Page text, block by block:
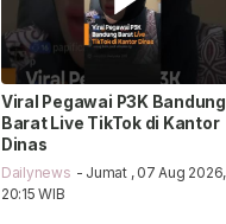
Viral Pegawai P3K Bandung
Barat Live TikTok di Kantor
Dinas
Dailynews - Jumat , 07 Aug 2026,
20:15 WIB